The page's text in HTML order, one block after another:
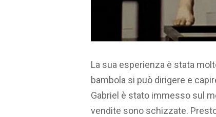
La sua esperienza è stata
bambola si può dirigere e
Gabriel è stato immesso sul
vendite sono schizzate.